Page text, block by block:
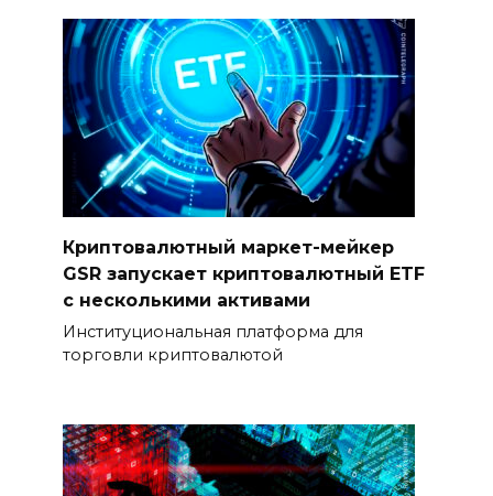
Криптовалютный маркет-мейкер
GSR запускает криптовалютный ETF
с несколькими активами
Институциональная платформа для
торговли криптовалютой